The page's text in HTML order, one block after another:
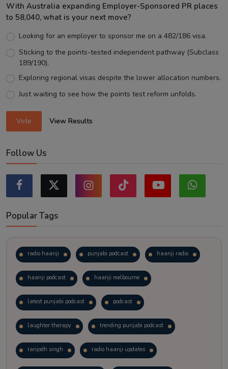
With Australia expanding Employer-Sponsored PR places
to 58,040, what is your next move?
Looking for an employer to sponsor me on a 482/186 visa.
Sticking to the points-tested independent pathway (Subclass
189/190).
Exploring regional visas despite the lower allocation numbers.
Just waiting to see how the points test reform unfolds.
Vote View Results
Follow Us
Popular Tags
radio haanji punjabi podcast haanji radio
haanji podcast haanji melbourne
latest punjabi podcast podcast
laughter therapy trending punjabi podcast
ranjodh singh radio haanji updates